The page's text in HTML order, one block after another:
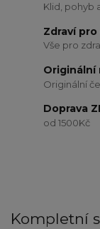
Klid, pohyb
Zdraví
Vše pro
Originální
Originální
Doprava
od 1500Kč
Kompletní